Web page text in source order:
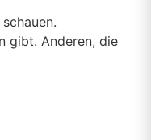
gibt. Anderen, die